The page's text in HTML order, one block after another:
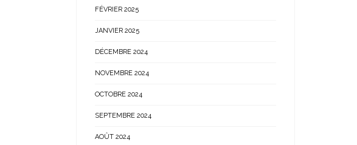
FÉVRIER 2025
JANVIER 2025
DÉCEMBRE 2024
NOVEMBRE 2024
OCTOBRE 2024
SEPTEMBRE 2024
AOÛT 2024